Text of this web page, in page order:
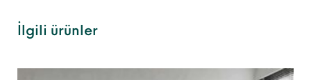
İlgili ürünler